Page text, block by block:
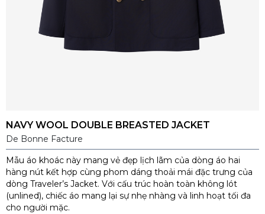
NAVY WOOL DOUBLE BREASTED JACKET
De Bonne Facture
Mẫu áo khoác này mang vẻ đẹp lịch lãm của dòng áo hai
hàng nút kết hợp cùng phom dáng thoải mái đặc trưng của
dòng Traveler’s Jacket. Với cấu trúc hoàn toàn không lót
(unlined), chiếc áo mang lại sự nhẹ nhàng và linh hoạt tối đa
cho người mặc.